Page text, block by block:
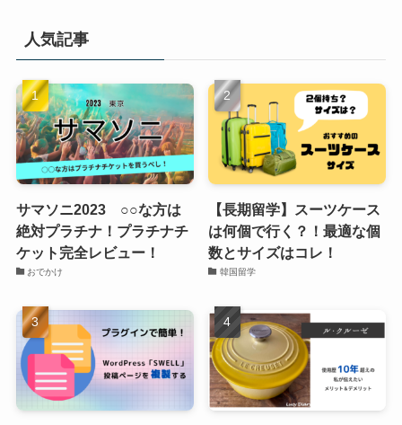
人気記事
サマソニ2023 ○○な方は
絶対プラチナ！プラチナチ
ケット完全レビュー！
おでかけ
【長期留学】スーツケース
は何個で行く？！最適な個
数とサイズはコレ！
韓国留学